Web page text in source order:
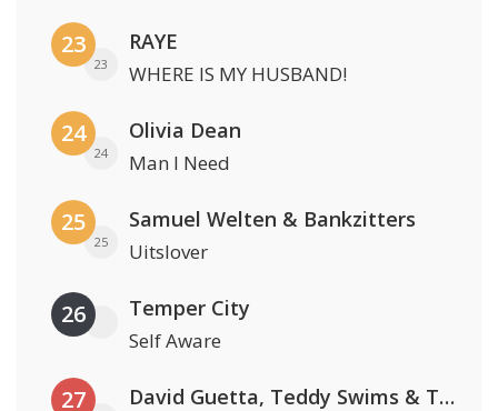
23
23
RAYE
WHERE IS MY HUSBAND!
24
24
Olivia Dean
Man I Need
25
25
Samuel Welten & Bankzitters
Uitslover
26 Temper City
Self Aware
27 David Guetta, Teddy Swims & Tones And I